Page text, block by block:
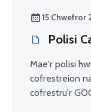
15 Chwefror
Polisi
Mae'r polisi
cofrestreion
cofrestru'r